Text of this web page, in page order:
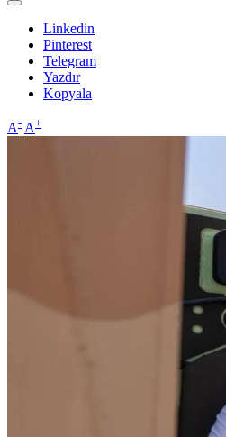
Linkedin
Pinterest
Telegram
Yazdır
Kopyala
A- A+